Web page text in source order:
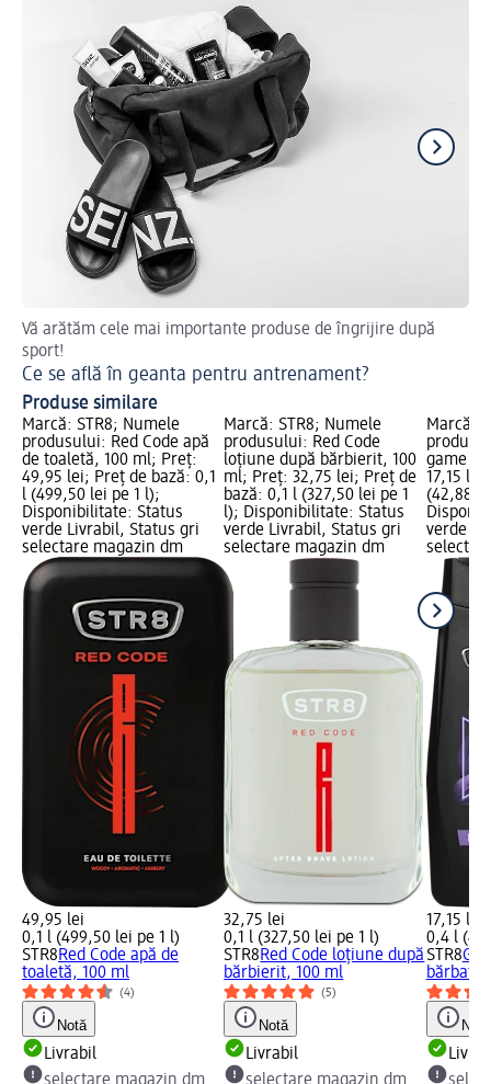
Vă arătăm cele mai importante produse de îngrijire după
sport!
Ce se află în geanta pentru antrenament?
Produse similare
Marcă: STR8; Numele
produsului: Red Code apă
de toaletă, 100 ml; Preț:
49,95 lei; Preț de bază: 0,1
l (499,50 lei pe 1 l);
Disponibilitate: Status
verde Livrabil, Status gri
selectare magazin dm
49,95 lei
0,1 l (499,50 lei pe 1 l)
STR8Red Code apă de
toaletă, 100 ml
(4)
Notă
Livrabil
Marcă: STR8; Numele
produsului: Red Code
loțiune după bărbierit, 100
ml; Preț: 32,75 lei; Preț de
bază: 0,1 l (327,50 lei pe 1
l); Disponibilitate: Status
verde Livrabil, Status gri
selectare magazin dm
32,75 lei
0,1 l (327,50 lei pe 1 l)
STR8Red Code loțiune după
bărbierit, 100 ml
(5)
Notă
Livrabil
Marcă:
game
17,15
(42,88
verde
17,15 lei
0,4 l
STR8Gel
bărbați,
Notă